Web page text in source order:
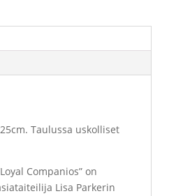
Taulussa uskolliset
Companios” on
Lisa Parkerin